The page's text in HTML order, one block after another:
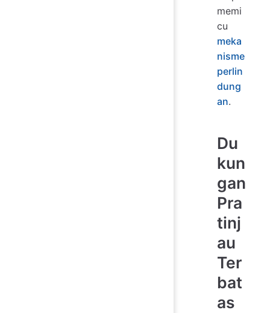
memi
cu
meka
nisme
perlin
dung
an.
Du
kun
gan
Pra
tinj
au
Ter
bat
as